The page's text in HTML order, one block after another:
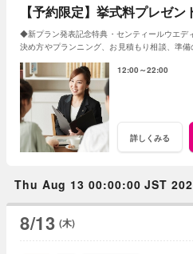
【予約限定】挙式料プレゼ
◆新プラン発表記念特典・センティールウエ
決め方やプランニング、お見積もり相談、準
12:00～22:00
詳しくみる
Thu Aug 13 00:00:00 JST
8/13 (木)